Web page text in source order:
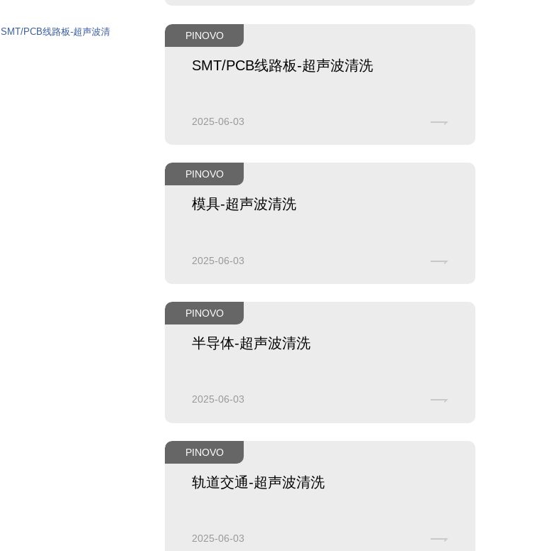
SMT/PCB线路板-超声波清
PINOVO
SMT/PCB线路板-超声波清洗
2025-06-03
PINOVO
模具-超声波清洗
2025-06-03
PINOVO
半导体-超声波清洗
2025-06-03
PINOVO
轨道交通-超声波清洗
2025-06-03